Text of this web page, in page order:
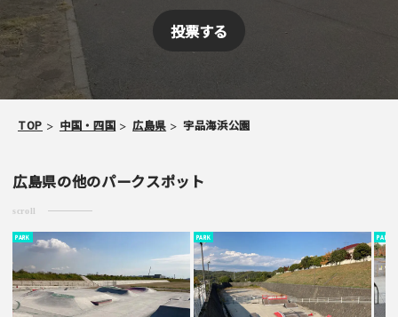
10代
お名前 （非公開/任意）
メールアドレス （非公開/任意）
当サイトへメッセージなどございましたら
TOP 中国・四国 広島県 宇品海浜公園
広島県の他のパークスポット
scroll
PARK PARK PARK